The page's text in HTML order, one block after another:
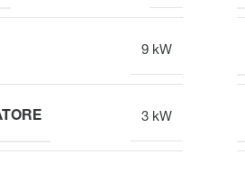
9 kW
3 kW